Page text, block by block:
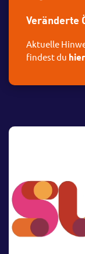
Veränderte
Aktuelle
findest du hier
Video-